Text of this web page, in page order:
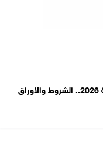
معاش تكافل وكرامة 2026.. الشروط والأوراق